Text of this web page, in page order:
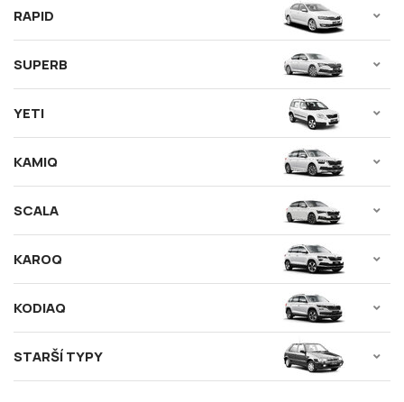
RAPID
SUPERB
YETI
KAMIQ
SCALA
KAROQ
KODIAQ
STARŠÍ TYPY